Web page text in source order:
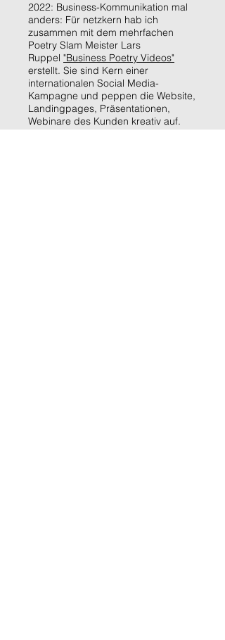
2022: Business-Kommunikation mal
anders: Für netzkern hab ich
zusammen mit dem mehrfachen
Poetry Slam Meister Lars
Ruppel "Business Poetry Videos"
erstellt. Sie sind Kern einer
internationalen Social Media-
Kampagne und peppen die Website,
Landingpages, Präsentationen,
Webinare des Kunden kreativ auf.